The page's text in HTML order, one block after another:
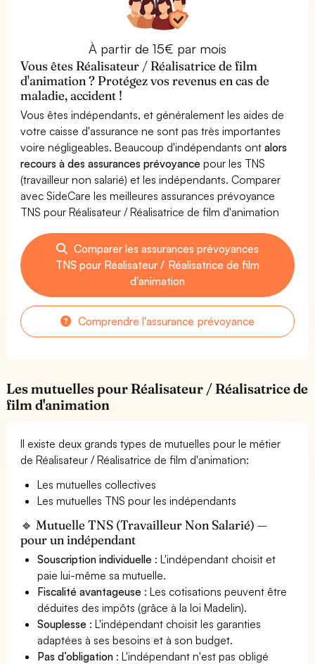
À partir de 15€ par mois
Vous êtes Réalisateur / Réalisatrice de film
d'animation ? Protégez vos revenus en cas de
maladie, accident !
Vous êtes indépendants, et généralement les aides de
votre caisse d'assurance ne sont pas très importantes
voire négligeables. Beaucoup d'indépendants ontalors
recours à des assurances prévoyance pour les TNS
(travailleur non salarié) et les indépendants. Comparer
avec SideCare les meilleures assurances prévoyance
TNS pour Réalisateur / Réalisatrice de film d'animation
Comparer les assurances prévoyances
TNS pour Réalisateur / Réalisatrice de film
d'animation
Comprendre l'assurance prévoyance
Les mutuelles pour Réalisateur / Réalisatrice de
film d'animation
Il existe deux grands types de mutuelles pour le métier
de Réalisateur / Réalisatrice de film d'animation:
Les mutuelles collectives
Les mutuelles TNS pour les indépendants
🔹 Mutuelle TNS (Travailleur Non Salarié) —
pour un indépendant
Souscription individuelle : L'indépendant choisit et
paie lui-même sa mutuelle.
Fiscalité avantageuse : Les cotisations peuvent être
déduites des impôts (grâce à la loi Madelin).
Souplesse : L'indépendant choisit les garanties
adaptées à ses besoins et à son budget.
Pas d’obligation : L'indépendant n'est pas obligé